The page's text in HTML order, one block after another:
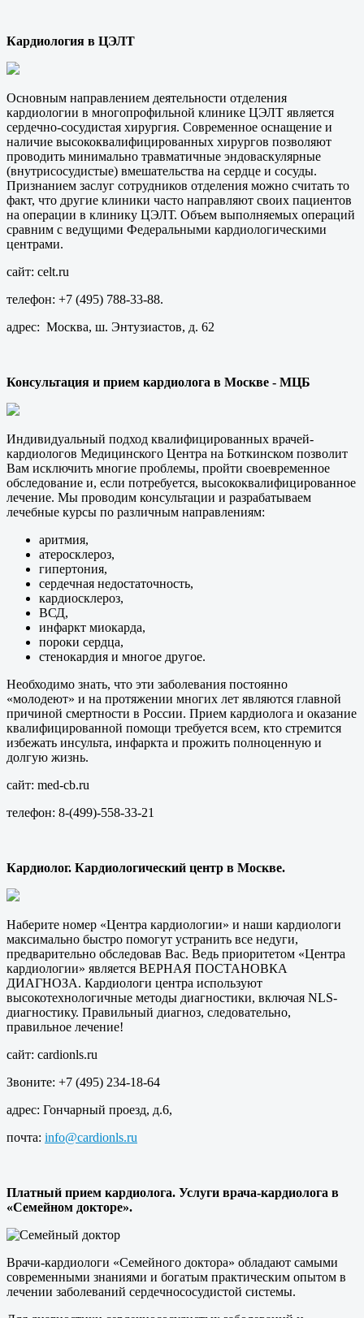
Кардиология в ЦЭЛТ
Основным направлением деятельности отделения
кардиологии в многопрофильной клинике ЦЭЛТ является
сердечно-сосудистая хирургия. Современное оснащение и
наличие высококвалифицированных хирургов позволяют
проводить минимально травматичные эндоваскулярные
(внутрисосудистые) вмешательства на сердце и сосуды.
Признанием заслуг сотрудников отделения можно считать то
факт, что другие клиники часто направляют своих пациентов
на операции в клинику ЦЭЛТ. Объем выполняемых операций
сравним с ведущими Федеральными кардиологическими
центрами.
сайт: celt.ru
телефон: +7 (495) 788-33-88.
адрес: Москва, ш. Энтузиастов, д. 62
Консультация и прием кардиолога в Москве - МЦБ
Индивидуальный подход квалифицированных врачей-
кардиологов Медицинского Центра на Боткинском позволит
Вам исключить многие проблемы, пройти своевременное
обследование и, если потребуется, высококвалифицированное
лечение. Мы проводим консультации и разрабатываем
лечебные курсы по различным направлениям:
аритмия,
атеросклероз,
гипертония,
сердечная недостаточность,
кардиосклероз,
ВСД,
инфаркт миокарда,
пороки сердца,
стенокардия и многое другое.
Необходимо знать, что эти заболевания постоянно
«молодеют» и на протяжении многих лет являются главной
причиной смертности в России. Прием кардиолога и оказание
квалифицированной помощи требуется всем, кто стремится
избежать инсульта, инфаркта и прожить полноценную и
долгую жизнь.
сайт: med-cb.ru
телефон: 8-(499)-558-33-21
Кардиолог. Кардиологический центр в Москве.
Наберите номер «Центра кардиологии» и наши кардиологи
максимально быстро помогут устранить все недуги,
предварительно обследовав Вас. Ведь приоритетом «Центра
кардиологии» является ВЕРНАЯ ПОСТАНОВКА
ДИАГНОЗА. Кардиологи центра используют
высокотехнологичные методы диагностики, включая NLS-
диагностику. Правильный диагноз, следовательно,
правильное лечение!
сайт: cardionls.ru
Звоните: +7 (495) 234-18-64
адрес: Гончарный проезд, д.6,
почта: info@cardionls.ru
Платный прием кардиолога. Услуги врача-кардиолога в
«Семейном докторе».
Врачи-кардиологи «Семейного доктора» обладают самыми
современными знаниями и богатым практическим опытом в
лечении заболеваний сердечнососудистой системы.